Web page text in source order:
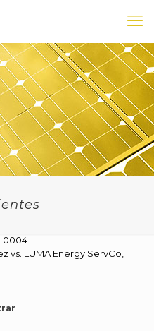
0004
vs. LUMA Energy ServCo,